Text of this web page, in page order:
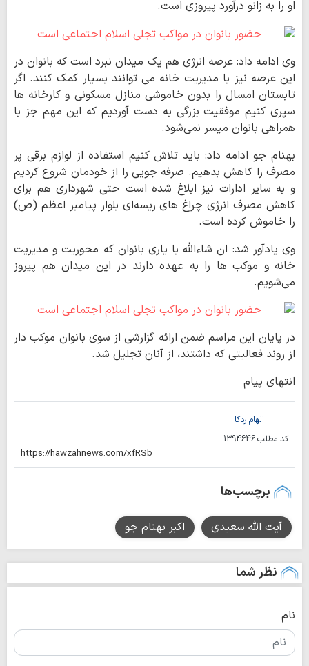
او را به زانو درآورد پیروزی است.
وی ادامه داد: عرصه انرژی هم یک میدان نبرد است که بانوان در
این عرصه نیز با مدیریت خانه می توانند بسیار کمک کنند. اگر
تابستان امسال را بدون خاموشی منازل مسکونی و کارخانه ها
سپری کنیم موفقیت بزرگی به دست آوردیم که این مهم جز با
همراهی بانوان میسر نمی‌شود.
بهنام جو ادامه داد: باید تلاش کنیم استفاده از لوازم برقی پر
مصرف را کاهش بدهیم. صرفه جویی را از خودمان شروع کردیم
و به سایر ادارات نیز ابلاغ شده است حتی شهرداری هم برای
کاهش مصرف انرژی چراغ های ریسه‌ای بلوار پیامبر اعظم (ص)
را خاموش کرده است.
وی یادآور شد: ان شاءالله با یاری بانوان که محوریت و مدیریت
خانه و موکب ها را به عهده دارند در این میدان هم پیروز
می‌شویم.
در پایان این مراسم ضمن ارائه گزارشی از سوی بانوان موکب دار
از روند فعالیتی که داشتند، از آنان تجلیل شد.
انتهای پیام
الهام ردکا
کد مطلب:1394646
برچسب‌ها
آیت الله سعیدی اکبر بهنام جو
نظر شما
نام